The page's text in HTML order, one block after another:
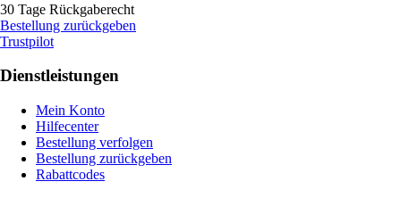
30 Tage Rückgaberecht
Bestellung zurückgeben
Trustpilot
Dienstleistungen
Mein Konto
Hilfecenter
Bestellung verfolgen
Bestellung zurückgeben
Rabattcodes